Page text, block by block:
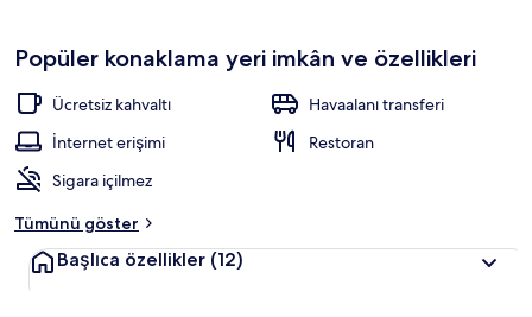
Popüler konaklama yeri imkân ve özellikleri
Ücretsiz kahvaltı
Havaalanı transferi
İnternet erişimi
Restoran
Sigara içilmez
Tümünü göster
Başlıca özellikler (12)